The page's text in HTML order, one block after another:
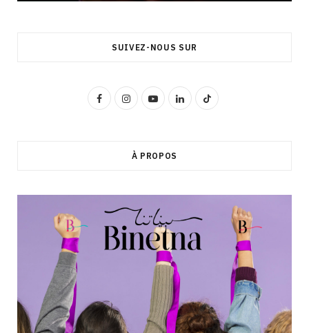
SUIVEZ-NOUS SUR
F
b
o
I
a
g
Y
u
b
e
L
e
d
I
T
o
À PROPOS